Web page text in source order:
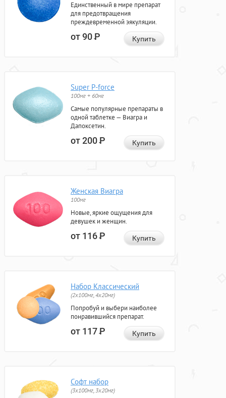
Единственный в мире препарат
для предотвращения
преждевременной эякуляции.
от 90Р Купить
Super P-force
100мг + 60мг
Самые популярные препараты в
одной таблетке — Виагра и
Дапоксетин.
от 200Р Купить
Женская Виагра
100мг
Новые, яркие ощущения для
девушек и женщин.
от 116Р Купить
Набор Классический
(2x100мг, 4x20мг)
Попробуй и выбери наиболее
понравившийся препарат.
от 117Р Купить
Софт набор
(3x100мг, 3x20мг)